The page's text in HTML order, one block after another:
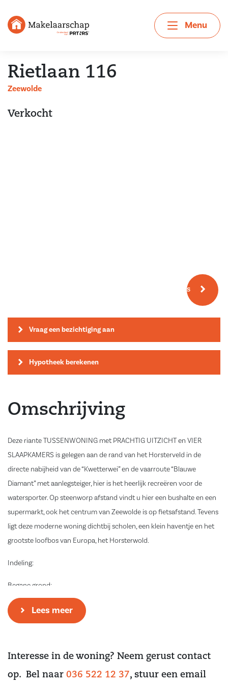
Menu
Rietlaan 116
Zeewolde
Verkocht
Meer fotos
Vraag een bezichtiging aan
Hypotheek berekenen
Omschrijving
Deze riante TUSSENWONING met PRACHTIG UITZICHT en VIER
SLAAPKAMERS is gelegen aan de rand van het Horsterveld in de
directe nabijheid van de “Kwetterwei” en de vaarroute “Blauwe
Diamant” met aanlegsteiger, hier is het heerlijk recreëren voor de
watersporter. Op steenworp afstand vindt u hier een bushalte en een
supermarkt, ook het centrum van Zeewolde is op fietsafstand. Tevens
ligt deze moderne woning dichtbij scholen, een klein haventje en het
grootste loofbos van Europa, het Horsterwold.
Indeling:
Begane grond:
Entree en riante hal met garderobe, meterkast, toiletruimte met closet
en fontein en toegangsdeur naar de living. De straatgerichte Tulp
recirculatie afzuigkap en spoelbak. De keuken beschikt over een
barretje en biedt genoeg ruimte voor een extra eettafel. Aan de
Lees meer
Interesse in de woning? Neem gerust contact
op. Bel naar 036 522 12 37, stuur een email